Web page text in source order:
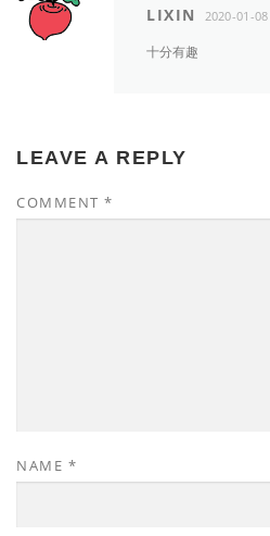
LIXIN 2020-01-08
十分有趣
LEAVE A REPLY
COMMENT *
NAME *